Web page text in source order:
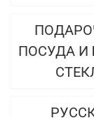
ПОСУДА И